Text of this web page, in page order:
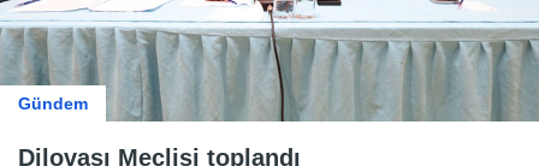
Gündem
Dilovası Meclisi toplandı